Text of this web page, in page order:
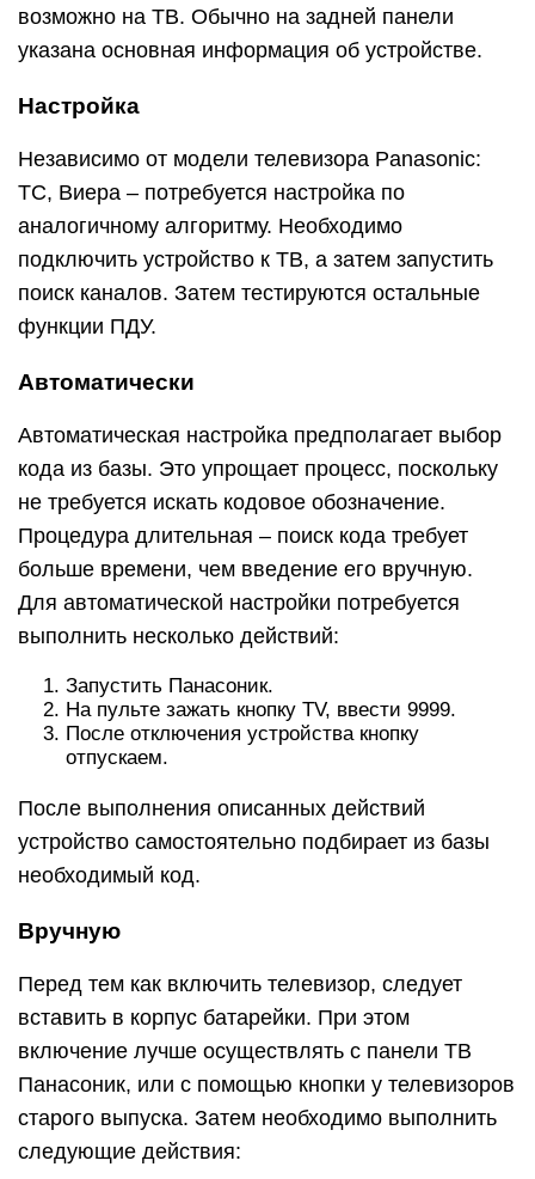
возможно на ТВ. Обычно на задней панели
указана основная информация об устройстве.
Настройка
Независимо от модели телевизора Panasonic:
TC, Виера – потребуется настройка по
аналогичному алгоритму. Необходимо
подключить устройство к ТВ, а затем запустить
поиск каналов. Затем тестируются остальные
функции ПДУ.
Автоматически
Автоматическая настройка предполагает выбор
кода из базы. Это упрощает процесс, поскольку
не требуется искать кодовое обозначение.
Процедура длительная – поиск кода требует
больше времени, чем введение его вручную.
Для автоматической настройки потребуется
выполнить несколько действий:
Запустить Панасоник.
На пульте зажать кнопку TV, ввести 9999.
После отключения устройства кнопку
отпускаем.
После выполнения описанных действий
устройство самостоятельно подбирает из базы
необходимый код.
Вручную
Перед тем как включить телевизор, следует
вставить в корпус батарейки. При этом
включение лучше осуществлять с панели ТВ
Панасоник, или с помощью кнопки у телевизоров
старого выпуска. Затем необходимо выполнить
следующие действия: